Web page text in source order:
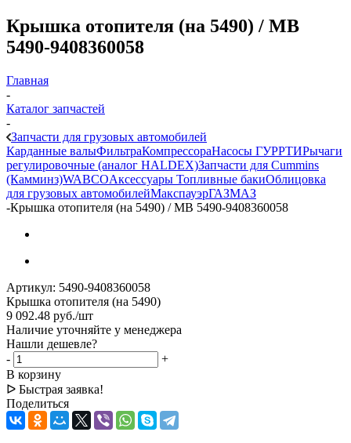
Крышка отопителя (на 5490) / МВ
5490-9408360058
Главная
-
Каталог запчастей
-
Запчасти для грузовых автомобилей
Карданные валыФильтраКомпрессораНасосы ГУРРТИРычаги
регулировочные (аналог HALDEX)Запчасти для Cummins
(Камминз)WABCOАксессуары Топливные бакиОблицовка
для грузовых автомобилейМакспауэрГАЗМАЗ
-Крышка отопителя (на 5490) / МВ 5490-9408360058
Артикул: 5490-9408360058
Крышка отопителя (на 5490)
9 092.48 руб./шт
Наличие уточняйте у менеджера
Нашли дешевле?
-
+
В корзину
ᐅ Быстрая заявка!
Поделиться